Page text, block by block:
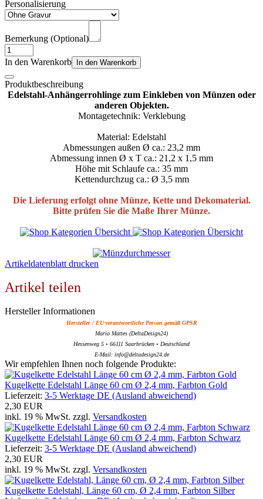
Personalisierung
Bemerkung (Optional)
In den Warenkorb In den Warenkorb
Produktbeschreibung
Edelstahl-Anhängerrohlinge zum Einkleben von Münzen oder
anderen Objekten.
Montagetechnik: Verklebung
Material: Edelstahl
Abmessungen außen Ø ca.: 23,2 mm
Abmessung innen Ø x T ca.: 21,2 x 1,5 mm
Höhe mit Schlaufe ca.: 35 mm
Kettendurchzug ca.: Ø 3,5 mm
Die Lieferung erfolgt ohne Münze, Kette und Dekomaterial.
Bitte prüfen Sie die Maße Ihrer Münze.
Artikeldatenblatt drucken
Artikel teilen
Hersteller Informationen
Hersteller / EU-verantwortliche Person gemäß GPSR
Mario Mattes (DeltaDesign24)
Hessenweg 5 • 66111 Saarbrücken • Deutschland
E-Mail: info@deltadesign24.de
Wir empfehlen Ihnen noch folgende Produkte:
Kugelkette Edelstahl Länge 60 cm Ø 2,4 mm, Farbton Gold
Lieferzeit: 3-5 Werktage DE (Ausland abweichend)
2,30 EUR
inkl. 19 % MwSt. zzgl. Versandkosten
Kugelkette Edelstahl Länge 60 cm Ø 2,4 mm, Farbton Schwarz
Lieferzeit: 3-5 Werktage DE (Ausland abweichend)
2,30 EUR
inkl. 19 % MwSt. zzgl. Versandkosten
Kugelkette Edelstahl, Länge 60 cm, Ø 2,4 mm, Farbton Silber